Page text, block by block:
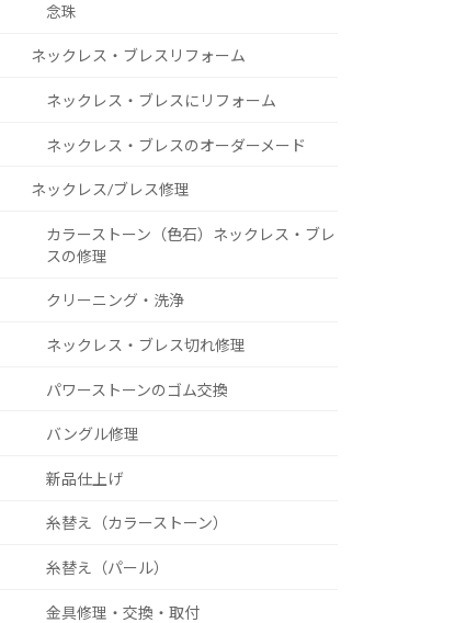
念珠
ネックレス・ブレスリフォーム
ネックレス・ブレスにリフォーム
ネックレス・ブレスのオーダーメード
ネックレス/ブレス修理
カラーストーン（色石）ネックレス・ブレ
スの修理
クリーニング・洗浄
ネックレス・ブレス切れ修理
パワーストーンのゴム交換
バングル修理
新品仕上げ
糸替え（カラーストーン）
糸替え（パール）
金具修理・交換・取付